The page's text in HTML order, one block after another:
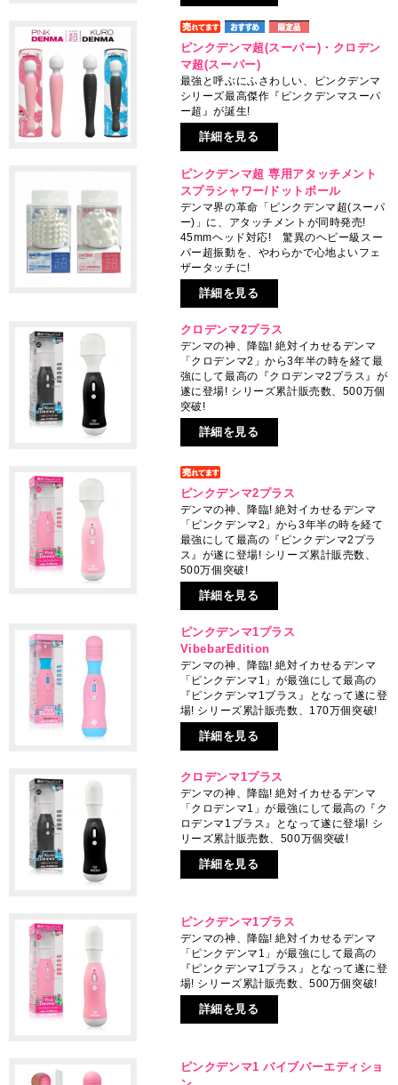
ピンクデンマ超(スーパー)・クロデン
マ超(スーパー)
最強と呼ぶにふさわしい、ピンクデンマ
シリーズ最高傑作『ピンクデンマスーパ
ー超』が誕生!
詳細を見る
ピンクデンマ超 専用アタッチメント
スプラシャワー/ドットボール
デンマ界の革命「ピンクデンマ超(スーパ
ー)」に、アタッチメントが同時発売!
45mmヘッド対応! 驚異のヘビー級スー
パー超振動を、やわらかで心地よいフェ
ザータッチに!
詳細を見る
クロデンマ2プラス
デンマの神、降臨! 絶対イカせるデンマ
「クロデンマ2」から3年半の時を経て最
強にして最高の『クロデンマ2プラス』が
遂に登場! シリーズ累計販売数、500万個
突破!
詳細を見る
ピンクデンマ2プラス
デンマの神、降臨! 絶対イカせるデンマ
「ピンクデンマ2」から3年半の時を経て
最強にして最高の『ピンクデンマ2プラ
ス』が遂に登場! シリーズ累計販売数、
500万個突破!
詳細を見る
ピンクデンマ1プラス
VibebarEdition
デンマの神、降臨! 絶対イカせるデンマ
「ピンクデンマ1」が最強にして最高の
『ピンクデンマ1プラス』となって遂に登
場! シリーズ累計販売数、170万個突破!
詳細を見る
クロデンマ1プラス
デンマの神、降臨! 絶対イカせるデンマ
「クロデンマ1」が最強にして最高の『ク
ロデンマ1プラス』となって遂に登場! シ
リーズ累計販売数、500万個突破!
詳細を見る
ピンクデンマ1プラス
デンマの神、降臨! 絶対イカせるデンマ
「ピンクデンマ1」が最強にして最高の
『ピンクデンマ1プラス』となって遂に登
場! シリーズ累計販売数、500万個突破!
詳細を見る
ピンクデンマ1 バイブバーエディショ